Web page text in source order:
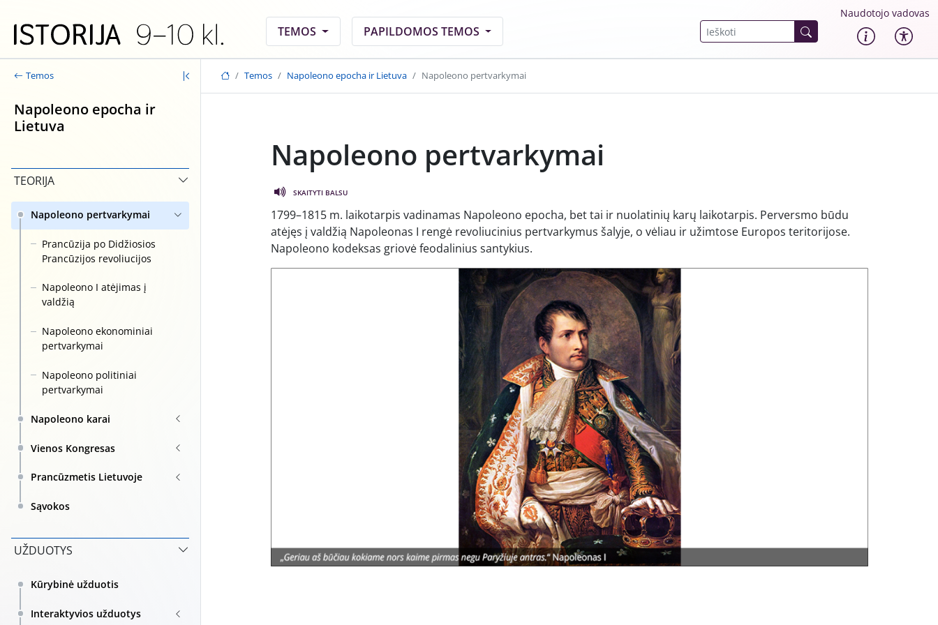
TEMOS
PAPILDOMOS TEMOS
Naudotojo vadovas
Temos
Napoleono epocha ir
Lietuva
TEORIJA
Napoleono pertvarkymai
Prancūzija po Didžiosios
Prancūzijos revoliucijos
Napoleono I atėjimas į
valdžią
Napoleono ekonominiai
pertvarkymai
Napoleono politiniai
pertvarkymai
Napoleono karai
Vienos Kongresas
Prancūzmetis Lietuvoje
Sąvokos
UŽDUOTYS
Kūrybinė užduotis
Interaktyvios užduotys
Temos Napoleono epocha ir Lietuva Napoleono pertvarkymai
Napoleono pertvarkymai
SKAITYTI BALSU
1799–1815 m. laikotarpis vadinamas Napoleono epocha, bet tai ir nuolatinių karų laikotarpis. Perversmo būdu
atėjęs į valdžią Napoleonas I rengė revoliucinius pertvarkymus šalyje, o vėliau ir užimtose Europos teritorijose.
Napoleono kodeksas griovė feodalinius santykius.